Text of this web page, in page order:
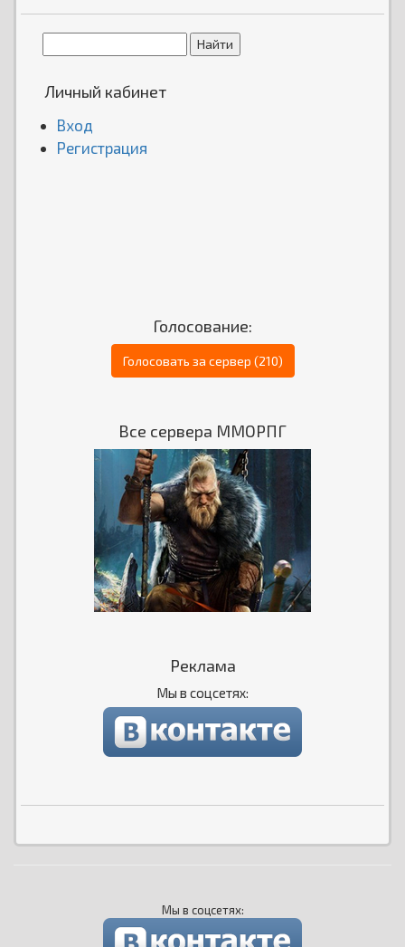
Личный кабинет
Вход
Регистрация
Голосование:
Голосовать за сервер (210)
Все сервера ММОРПГ
Реклама
Мы в соцсетях:
Мы в соцсетях: